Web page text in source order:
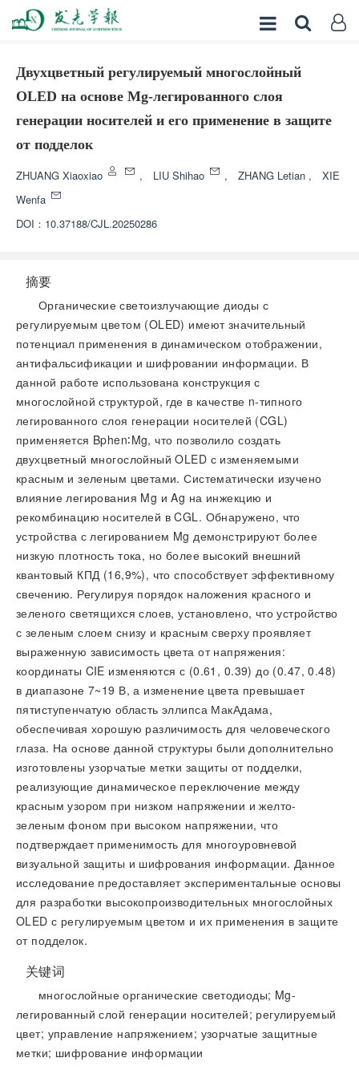
Двухцветный регулируемый многослойный
OLED на основе Mg-легированного слоя
генерации носителей и его применение в защите
от подделок
ZHUANG Xiaoxiao , LIU Shihao , ZHANG Letian ,
XIE
Wenfa
DOI： 10.37188/CJL.20250286
摘要
Органические светоизлучающие диоды с
регулируемым цветом (OLED) имеют значительный
потенциал применения в динамическом отображении,
антифальсификации и шифровании информации. В
данной работе использована конструкция с
многослойной структурой, где в качестве n-типного
легированного слоя генерации носителей (CGL)
применяется Bphen∶Mg, что позволило создать
двухцветный многослойный OLED с изменяемыми
красным и зеленым цветами. Систематически изучено
влияние легирования Mg и Ag на инжекцию и
рекомбинацию носителей в CGL. Обнаружено, что
устройства с легированием Mg демонстрируют более
низкую плотность тока, но более высокий внешний
квантовый КПД (16,9%), что способствует эффективному
свечению. Регулируя порядок наложения красного и
зеленого светящихся слоев, установлено, что устройство
с зеленым слоем снизу и красным сверху проявляет
выраженную зависимость цвета от напряжения:
координаты CIE изменяются с (0.61, 0.39) до (0.47, 0.48)
в диапазоне 7~19 В, а изменение цвета превышает
пятиступенчатую область эллипса МакАдама,
обеспечивая хорошую различимость для человеческого
глаза. На основе данной структуры были дополнительно
изготовлены узорчатые метки защиты от подделки,
реализующие динамическое переключение между
красным узором при низком напряжении и желто-
зеленым фоном при высоком напряжении, что
подтверждает применимость для многоуровневой
визуальной защиты и шифрования информации. Данное
исследование предоставляет экспериментальные основы
для разработки высокопроизводительных многослойных
OLED с регулируемым цветом и их применения в защите
от подделок.
关键词
многослойные органические светодиоды; Mg-
легированный слой генерации носителей; регулируемый
цвет; управление напряжением; узорчатые защитные
метки; шифрование информации